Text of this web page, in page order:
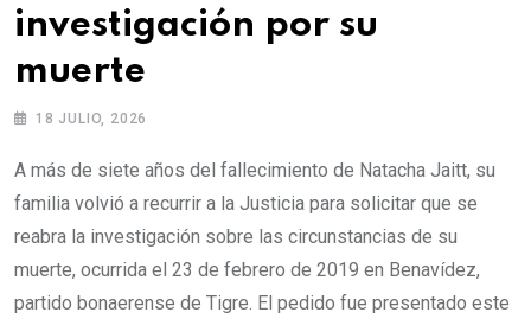
investigación por su
muerte
18 JULIO, 2026
A más de siete años del fallecimiento de Natacha Jaitt, su
familia volvió a recurrir a la Justicia para solicitar que se
reabra la investigación sobre las circunstancias de su
muerte, ocurrida el 23 de febrero de 2019 en Benavídez,
partido bonaerense de Tigre. El pedido fue presentado este